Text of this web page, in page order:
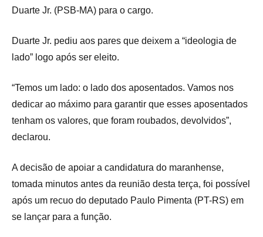
Duarte Jr. (PSB-MA) para o cargo.
Duarte Jr. pediu aos pares que deixem a “ideologia de
lado” logo após ser eleito.
“Temos um lado: o lado dos aposentados. Vamos nos
dedicar ao máximo para garantir que esses aposentados
tenham os valores, que foram roubados, devolvidos”,
declarou.
A decisão de apoiar a candidatura do maranhense,
tomada minutos antes da reunião desta terça, foi possível
após um recuo do deputado Paulo Pimenta (PT-RS) em
se lançar para a função.